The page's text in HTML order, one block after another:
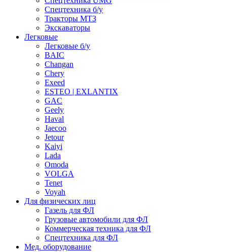
Спецтехника б/у
Тракторы МТЗ
Экскаваторы
Легковые
Легковые б/у
BAIC
Changan
Chery
Exeed
ESTEO | EXLANTIX
GAC
Geely
Haval
Jaecoo
Jetour
Kaiyi
Lada
Omoda
VOLGA
Tenet
Voyah
Для физических лиц
Газель для ФЛ
Грузовые автомобили для ФЛ
Коммерческая техника для ФЛ
Спецтехника для ФЛ
Мед. оборудование